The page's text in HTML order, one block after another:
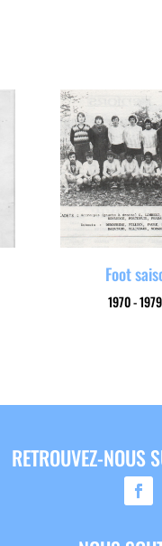
1970 - 1979
Foot
RETROUVEZ-NOUS